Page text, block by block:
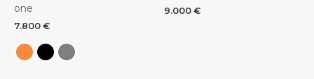
one
7.800 €
9.000 €